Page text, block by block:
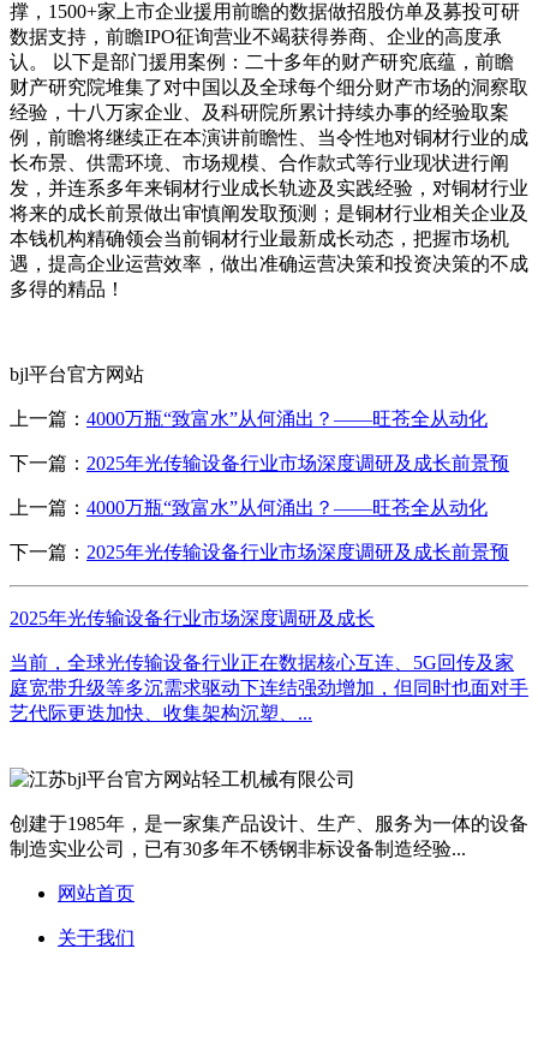
撑，1500+家上市企业援用前瞻的数据做招股仿单及募投可研
数据支持，前瞻IPO征询营业不竭获得券商、企业的高度承
认。 以下是部门援用案例：二十多年的财产研究底蕴，前瞻
财产研究院堆集了对中国以及全球每个细分财产市场的洞察取
经验，十八万家企业、及科研院所累计持续办事的经验取案
例，前瞻将继续正在本演讲前瞻性、当令性地对铜材行业的成
长布景、供需环境、市场规模、合作款式等行业现状进行阐
发，并连系多年来铜材行业成长轨迹及实践经验，对铜材行业
将来的成长前景做出审慎阐发取预测；是铜材行业相关企业及
本钱机构精确领会当前铜材行业最新成长动态，把握市场机
遇，提高企业运营效率，做出准确运营决策和投资决策的不成
多得的精品！
bjl平台官方网站
上一篇： 4000万瓶“致富水”从何涌出？——旺苍全从动化
下一篇： 2025年光传输设备行业市场深度调研及成长前景预
上一篇： 4000万瓶“致富水”从何涌出？——旺苍全从动化
下一篇： 2025年光传输设备行业市场深度调研及成长前景预
2025年光传输设备行业市场深度调研及成长
当前，全球光传输设备行业正在数据核心互连、5G回传及家
庭宽带升级等多沉需求驱动下连结强劲增加，但同时也面对手
艺代际更迭加快、收集架构沉塑、...
创建于1985年，是一家集产品设计、生产、服务为一体的设备
制造实业公司，已有30多年不锈钢非标设备制造经验...
网站首页
关于我们